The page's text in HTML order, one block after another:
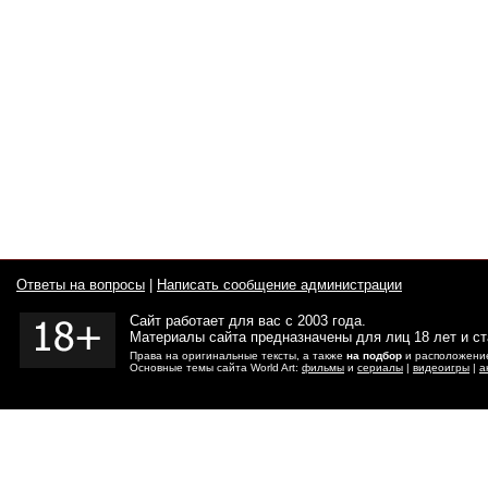
Ответы на вопросы Написать сообщение администрации
Сайт работает для вас с 2003 года.
Материалы сайта предназначены для лиц 18 лет и
Права на оригинальные тексты, а также на подбор и
Основные темы сайта World Art: фильмы и сериалы | видеоигры |